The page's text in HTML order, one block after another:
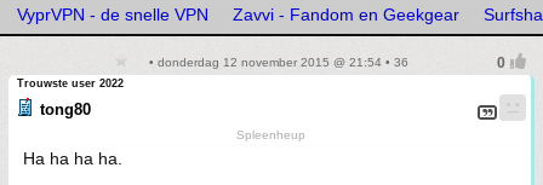
VyprVPN - de snelle VPN Zavvi - Fandom en Geekgear
• donderdag 12 november 2015 @ 21:54 • 36
Trouwste user 2022
tong80
Spleenheup
Ha ha ha ha.